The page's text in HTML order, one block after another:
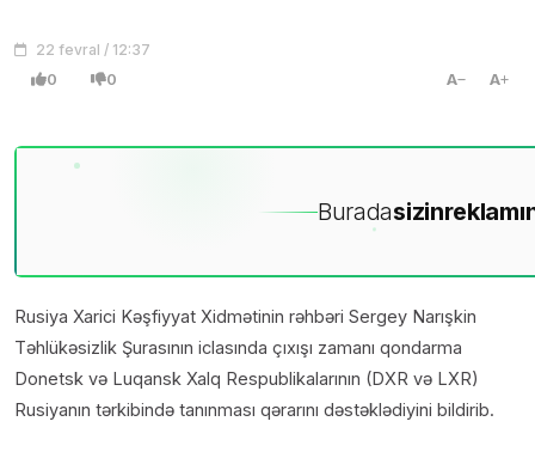
22 fevral / 12:37
0 0 A A
Buradasizin
Rusiya Xarici Kəşfiyyat Xidmətinin rəhbəri Sergey Narışkin
Təhlükəsizlik Şurasının iclasında çıxışı zamanı qondarma
Donetsk və Luqansk Xalq Respublikalarının (DXR və LXR)
Rusiyanın tərkibində tanınması qərarını dəstəklədiyini bildirib.